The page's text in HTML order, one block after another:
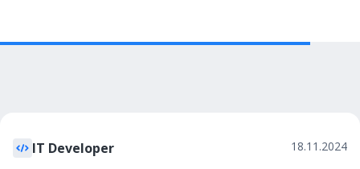
IT Developer 18.11.2024